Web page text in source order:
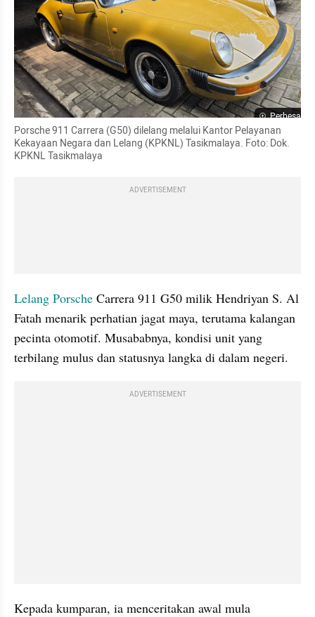
Perbesar
Porsche 911 Carrera (G50) dilelang melalui Kantor Pelayanan
Kekayaan Negara dan Lelang (KPKNL) Tasikmalaya. Foto: Dok.
KPKNL Tasikmalaya
ADVERTISEMENT
Lelang Porsche Carrera 911 G50 milik Hendriyan S. Al
Fatah menarik perhatian jagat maya, terutama kalangan
pecinta otomotif. Musababnya, kondisi unit yang
terbilang mulus dan statusnya langka di dalam negeri.
ADVERTISEMENT
Kepada kumparan, ia menceritakan awal mula